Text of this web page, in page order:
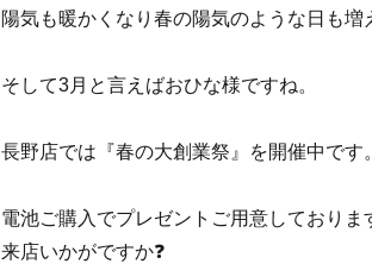
陽気も暖かくなり春の陽気のような日も増
そして3月と言えばおひな様ですね。
長野店では『春の大創業祭』を開催中です。
電池ご購入でプレゼントご用意しており
来店いかがですか❓